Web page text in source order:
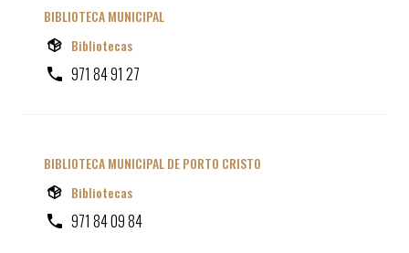
BIBLIOTECA MUNICIPAL
Bibliotecas
971 84 91 27
BIBLIOTECA MUNICIPAL DE PORTO CRISTO
Bibliotecas
971 84 09 84